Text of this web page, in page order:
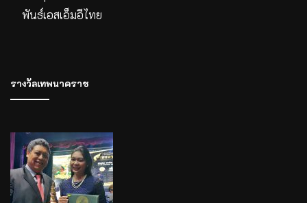
พันธ์เอสเอ็มอีไทย
รางวัลเทพนาคราช